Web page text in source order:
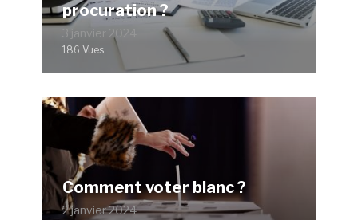
procuration ?
3 janvier 2024
186 Vues
Comment voter blanc ?
2 janvier 2024